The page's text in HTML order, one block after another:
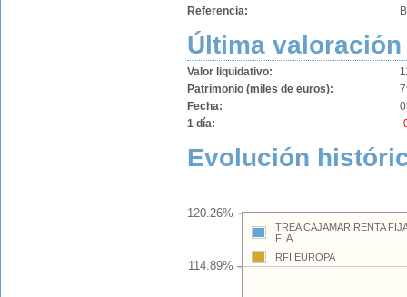
Referencia:
Última valoración
Valor liquidativo:
Patrimonio (miles de euros):
Fecha:
1 día:
-
Evolución
114.89%
120.26%
TREA CAJAMAR RENTA
FI A
RFI EUROPA